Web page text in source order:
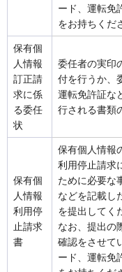
ード、運転免
をお持ちくだ
保有個
人情報
訂正請
求に係
る委任
状
委任者の実印
付を行うか、
運転免許証な
行される書類
保有個
人情報
利用停
止請求
書
保有個人情報
利用停止請求
ために必要な
などを記載し
を提出してく
なお、提出の
確認をさせて
ード、運転免